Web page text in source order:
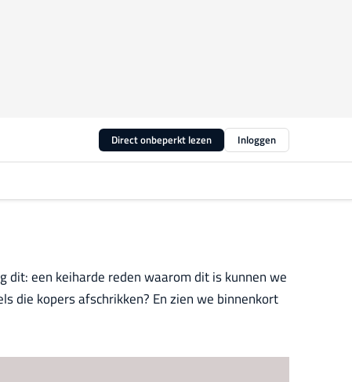
Direct onbeperkt lezen Inloggen
een keiharde reden waarom dit is kunnen we
die kopers afschrikken? En zien we binnenkort